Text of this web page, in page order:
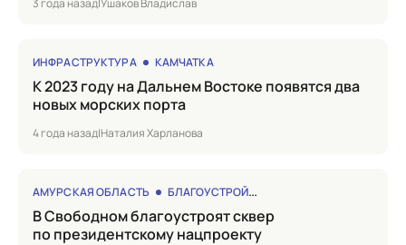
3 года назадУшаков Владислав
ИНФРАСТРУКТУРА КАМЧАТКА
к 2023 году на Дальнем Востоке появятся два
новых морских порта
4 года назад|Наталия Харланова
АМУРСКАЯ ОБЛАСТЬ БЛАГОУСТРОЙСТВО
в Свободном благоустроят сквер
по президентскому нацпроекту